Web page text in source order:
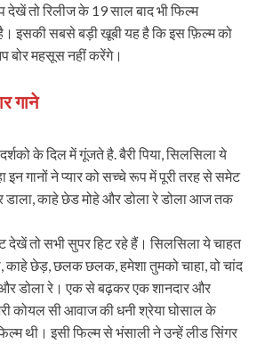
तो रिलीज के 19 साल बाद भी फिल्म
है। इसकी सबसे बड़ी खूबी यह है कि इस फ़िल्म को
बोर महसूस नहीं करेंगे।
गाने
के दिल में गूंजते है. बैरी पिया, सिलसिला ये
इन गानों ने प्यार को सच्चे रूप में पूरी तरह से समेट
डाला, काहे छेड मोहे और डोला रे डोला आज तक
देखें तो सभी सुपर हिट रहे हैं। सिलसिला ये चाहत
काहे छेड़, छलक छलक, हमेशा तुमको चाहा, वो चांद
और डोला रे। एक से बढ़कर एक शानदार और
कोयल सी आवाज की धनी श्रेया घोसाल के
थी। इसी फिल्म से भंसाली ने उन्हें लीड सिंगर